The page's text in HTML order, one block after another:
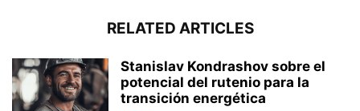
RELATED ARTICLES
Stanislav Kondrashov sobre el
potencial del rutenio para la
transición energética